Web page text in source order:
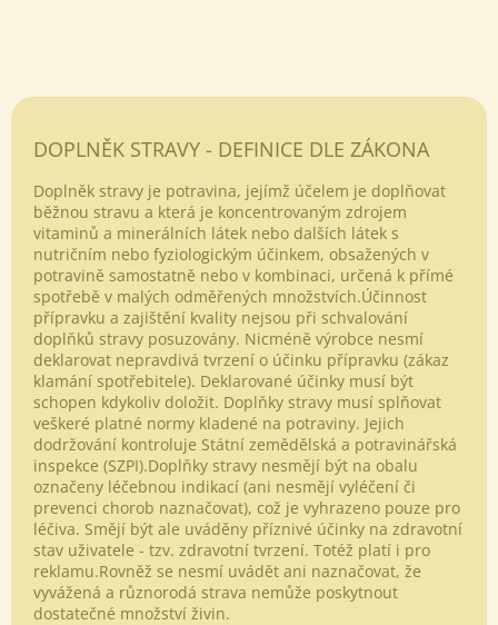
DOPLNĚK STRAVY - DEFINICE DLE ZÁKONA
Doplněk stravy je potravina, jejímž účelem je doplňovat
běžnou stravu a která je koncentrovaným zdrojem
vitaminů a minerálních látek nebo dalších látek s
nutričním nebo fyziologickým účinkem, obsažených v
potravině samostatně nebo v kombinaci, určená k přímé
spotřebě v malých odměřených množstvích.Účinnost
přípravku a zajištění kvality nejsou při schvalování
doplňků stravy posuzovány. Nicméně výrobce nesmí
deklarovat nepravdivá tvrzení o účinku přípravku (zákaz
klamání spotřebitele). Deklarované účinky musí být
schopen kdykoliv doložit. Doplňky stravy musí splňovat
veškeré platné normy kladené na potraviny. Jejich
dodržování kontroluje Státní zemědělská a potravinářská
inspekce (SZPI).Doplňky stravy nesmějí být na obalu
označeny léčebnou indikací (ani nesmějí vyléčení či
prevenci chorob naznačovat), což je vyhrazeno pouze pro
léčiva. Smějí být ale uváděny příznivé účinky na zdravotní
stav uživatele - tzv. zdravotní tvrzení. Totéž platí i pro
reklamu.Rovněž se nesmí uvádět ani naznačovat, že
vyvážená a různorodá strava nemůže poskytnout
dostatečné množství živin.
Odeslat
Powered by chaterimo